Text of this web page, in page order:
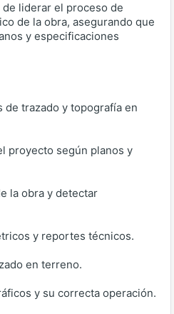
liderar el proceso de
de la obra, asegurando que
y especificaciones
trazado y topografía en
proyecto según planos y
la obra y detectar
y reportes técnicos.
en terreno.
y su correcta operación.